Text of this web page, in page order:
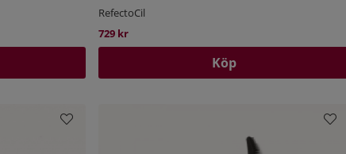
RefectoCil
729 kr
Köp